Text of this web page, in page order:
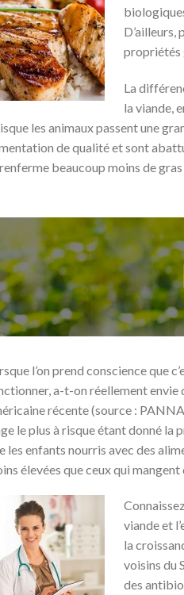
propriétés
La
la viande,
les animaux passent une
de qualité et sont
beaucoup moins de
l’on prend conscience que
a-t-on réellement envie
récente (source :
le plus à risque étant donné
les enfants nourris avec des
élevées que ceux qui
viande et
la
voisins du
des